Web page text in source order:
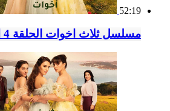
52:19
مسلسل ثلاث اخوات الحلقة 4 الرابعة مدبلج